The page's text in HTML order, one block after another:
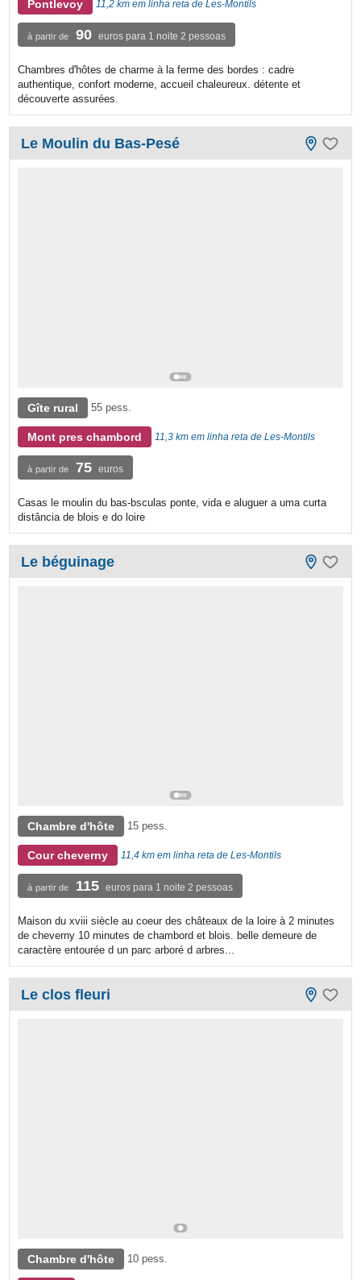
Pontlevoy 11,2 km em linha reta de Les-Montils
à partir de 90 euros para 1 noite 2 pessoas
Chambres d'hôtes de charme à la ferme des bordes : cadre
authentique, confort moderne, accueil chaleureux. détente et
découverte assurées.
Le Moulin du Bas-Pesé
Gîte rural 55 pess.
Mont pres chambord 11,3 km em linha reta de Les-Montils
à partir de 75 euros
Casas le moulin du bas-bsculas ponte, vida e aluguer a uma curta
distância de blois e do loire
Le béguinage
Chambre d'hôte 15 pess.
Cour cheverny 11,4 km em linha reta de Les-Montils
à partir de 115 euros para 1 noite 2 pessoas
Maison du xviii siècle au coeur des châteaux de la loire à 2 minutes
de cheverny 10 minutes de chambord et blois. belle demeure de
caractère entourée d un parc arboré d arbres...
Le clos fleuri
Chambre d'hôte 10 pess.